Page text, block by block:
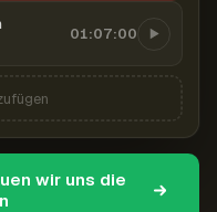
01:07:00
wir uns die